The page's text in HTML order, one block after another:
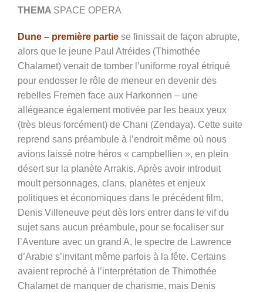
THEMA SPACE OPERA
Dune – première partie se finissait de façon abrupte,
alors que le jeune Paul Atréides (Thimothée
Chalamet) venait de tomber l’uniforme royal étriqué
pour endosser le rôle de meneur en devenir des
rebelles Fremen face aux Harkonnen – une
allégeance également motivée par les beaux yeux
(très bleus forcément) de Chani (Zendaya). Cette suite
reprend sans préambule à l’endroit même où nous
avions laissé notre héros « campbellien », en plein
désert sur la planète Arrakis. Après avoir introduit
moult personnages, clans, planètes et enjeux
politiques et économiques dans le précédent film,
Denis Villeneuve peut dès lors entrer dans le vif du
sujet sans aucun préambule, pour se focaliser sur
l’Aventure avec un grand A, le spectre de Lawrence
d’Arabie s’invitant même parfois à la fête. Certains
avaient reproché à l’interprétation de Thimothée
Chalamet de manquer de charisme, mais Denis